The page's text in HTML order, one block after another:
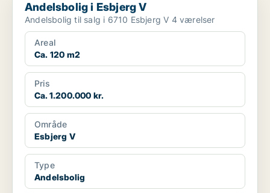
Andelsbolig i Esbjerg V
Andelsbolig til salg i 6710 Esbjerg V 4 værelser
Areal
Ca. 120 m2
Pris
Ca. 1.200.000 kr.
Område
Esbjerg V
Type
Andelsbolig